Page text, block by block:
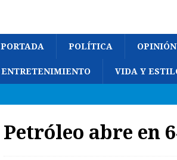
PORTADA POLÍTICA OPINIÓN
ENTRETENIMIENTO VIDA Y
Petróleo abre en